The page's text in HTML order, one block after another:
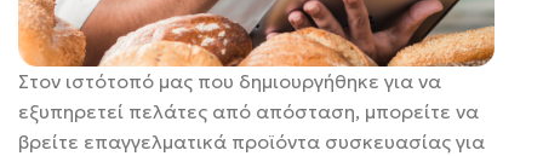
Στον ιστότοπό μας που δημιουργήθηκε για να
εξυπηρετεί πελάτες από απόσταση, μπορείτε να
βρείτε επαγγελματικά προϊόντα συσκευασίας για